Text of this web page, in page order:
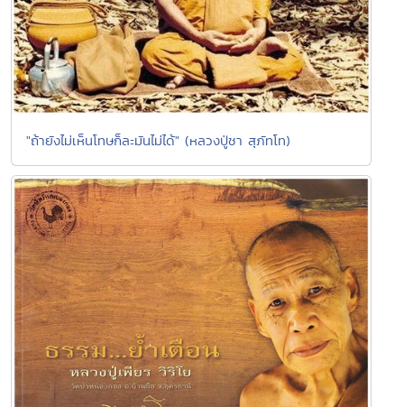
"ถ้ายังไม่เห็นโทษก็ละมันไม่ได้" (หลวงปู่ชา สุภัทโท)